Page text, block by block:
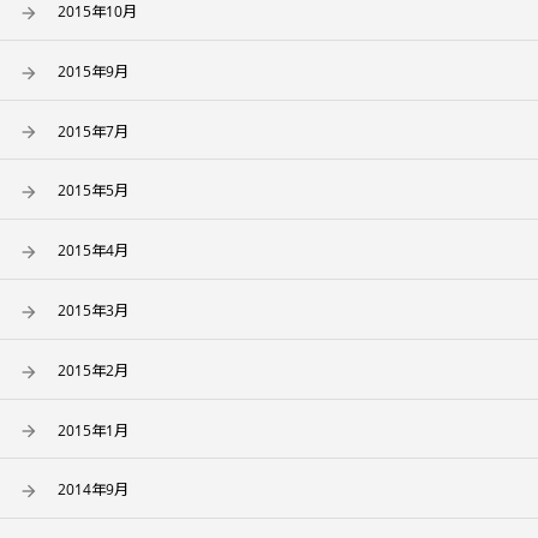
2015年10月
2015年9月
2015年7月
2015年5月
2015年4月
2015年3月
2015年2月
2015年1月
2014年9月